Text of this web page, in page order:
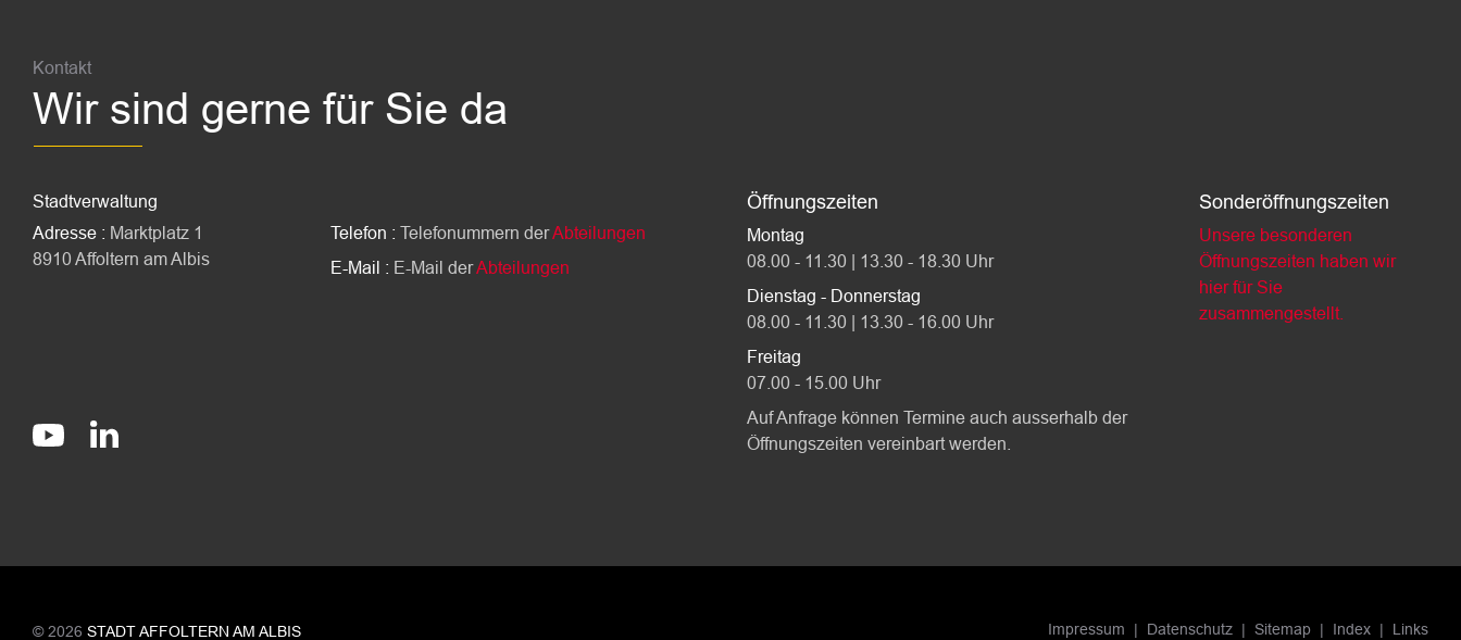
Kontakt
Wir sind gerne für Sie da
Stadtverwaltung
Adresse : Marktplatz 1
8910 Affoltern am Albis
Telefon : Telefonummern derAbteilungen
E-Mail : E-Mail derAbteilungen
Socials
@StadtAffolternamAlbis
stadt-affoltern-am-albis
Öffnungszeiten
Montag
08.00 - 11.30 | 13.30 - 18.30 Uhr
Dienstag - Donnerstag
08.00 - 11.30 | 13.30 - 16.00 Uhr
Freitag
07.00 - 15.00 Uhr
Auf Anfrage können Termine auch ausserhalb der
Öffnungszeiten vereinbart werden.
Sonderöffnungszeiten
Unsere besonderen
Öffnungszeiten haben wir
hier für Sie
zusammengestellt.
© 2026 STADT AFFOLTERN AM ALBIS Impressum Datenschutz Sitemap Index Links